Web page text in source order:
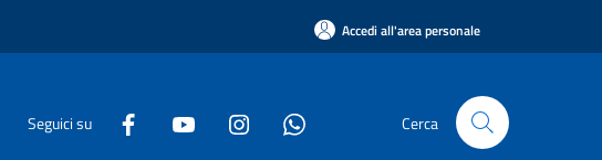
Accedi all'area personale
Seguici su Cerca